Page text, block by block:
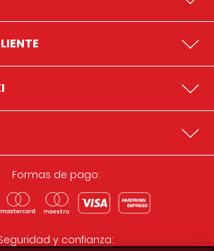
Formas de pago:
y confianza: